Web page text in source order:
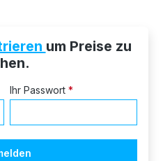
um Preise zu
Ihr Passwort *